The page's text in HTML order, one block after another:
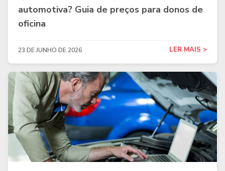
automotiva? Guia de preços para donos de
oficina
23 DE JUNHO DE 2026 LER MAIS >